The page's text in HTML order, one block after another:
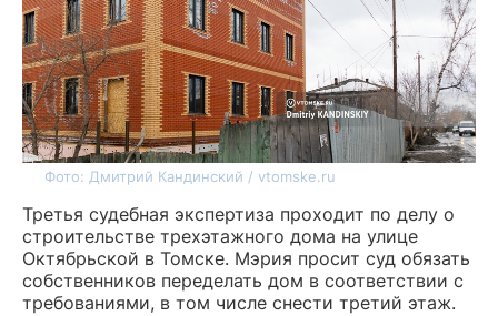
Фото: Дмитрий Кандинский / vtomske.ru
Третья судебная экспертиза проходит по делу о
строительстве трехэтажного дома на улице
Октябрьской в Томске. Мэрия просит суд обязать
собственников переделать дом в соответствии с
требованиями, в том числе снести третий этаж.